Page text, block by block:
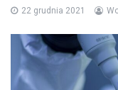
22 grudnia 2021